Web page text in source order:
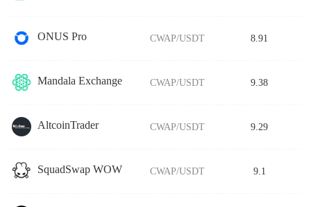
ONUS Pro CWAP/USDT 8.91
Mandala Exchange CWAP/USDT 9.38
AltcoinTrader CWAP/USDT 9.29
SquadSwap WOW CWAP/USDT 9.1